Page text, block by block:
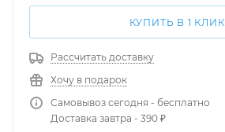
КУПИТЬ В 1 КЛИК
Рассчитать доставку
Хочу в подарок
Самовывоз сегодня - бесплатно
Доставка завтра - 390 ₽